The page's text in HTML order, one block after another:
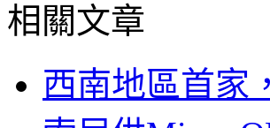
相關文章
西南地區首家